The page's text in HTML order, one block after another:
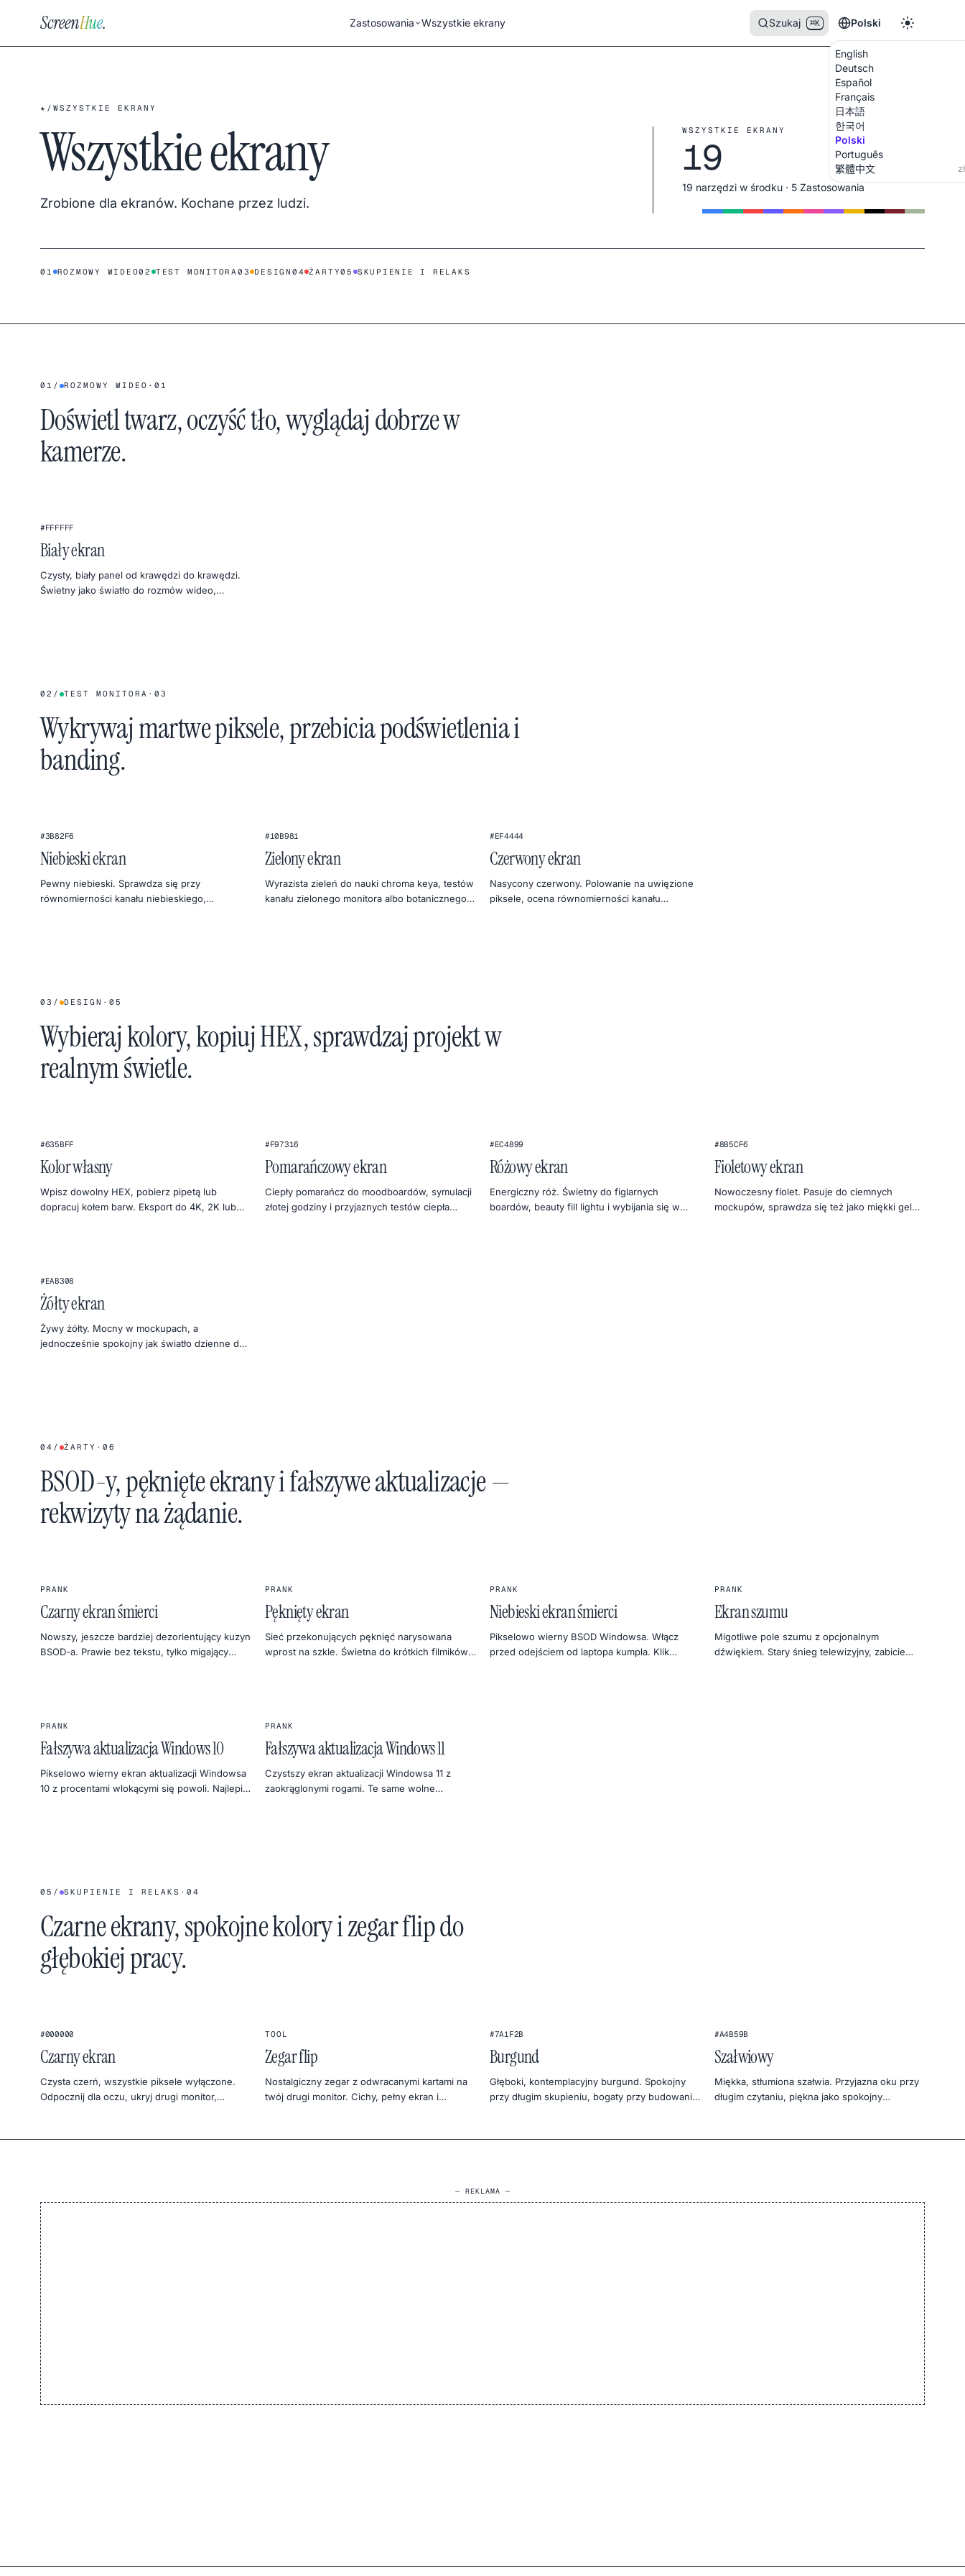
ScreenHue. Zastosowania Wszystkie ekrany Szukaj ⌘K Polski
English
Deutsch
Español
Français
日本語
한국어
Polski
Português
繁體中文
★ / WSZYSTKIE EKRANY
Wszystkie ekrany
Zrobione dla ekranów. Kochane przez ludzi.
WSZYSTKIE EKRANY
19
19 narzędzi w środku · 5 Zastosowania
01 ROZMOWY WIDEO02 TEST MONITORA03 DESIGN 04 ŻARTY05 SKUPIENIE I RELAKS
01 / ROZMOWY WIDEO · 01
Doświetl twarz, oczyść tło, wyglądaj dobrze w
kamerze.
#FFFFFF
Biały ekran
Czysty, biały panel od krawędzi do krawędzi.
Świetny jako światło do rozmów wideo,
02 / TEST MONITORA · 03
Wykrywaj martwe piksele, przebicia podświetlenia i
banding.
#3B82F6
Niebieski ekran
Pewny niebieski. Sprawdza się przy
równomierności kanału niebieskiego,
#10B981
Zielony ekran
Wyrazista zieleń do nauki chroma keya, testów
kanału zielonego monitora albo botanicznego
#EF4444
Czerwony ekran
Nasycony czerwony. Polowanie na uwięzione
piksele, ocena równomierności kanału
03 / DESIGN · 05
Wybieraj kolory, kopiuj HEX, sprawdzaj projekt w
realnym świetle.
#635BFF
Kolor własny
Wpisz dowolny HEX, pobierz pipetą lub
dopracuj kołem barw. Eksport do 4K, 2K lub
#F97316
Pomarańczowy ekran
Ciepły pomarańcz do moodboardów, symulacji
złotej godziny i przyjaznych testów ciepła
#EC4899
Różowy ekran
Energiczny róż. Świetny do figlarnych
boardów, beauty fill lightu i wybijania się w
#8B5CF6
Fioletowy ekran
Nowoczesny fiolet. Pasuje do ciemnych
mockupów, sprawdza się też jako miękki gel
#EAB308
Żółty ekran
Żywy żółty. Mocny w mockupach, a
jednocześnie spokojny jak światło dzienne do
04 / ŻARTY · 06
BSOD-y, pęknięte ekrany i fałszywe aktualizacje —
rekwizyty na żądanie.
PRANK
Czarny ekran śmierci
Nowszy, jeszcze bardziej dezorientujący kuzyn
BSOD-a. Prawie bez tekstu, tylko migający
PRANK
Pęknięty ekran
Sieć przekonujących pęknięć narysowana
wprost na szkle. Świetna do krótkich filmików,
PRANK
Niebieski ekran śmierci
Pikselowo wierny BSOD Windowsa. Włącz
przed odejściem od laptopa kumpla. Klik
PRANK
Ekran szumu
Migotliwe pole szumu z opcjonalnym
dźwiękiem. Stary śnieg telewizyjny, zabicie
PRANK
Fałszywa aktualizacja Windows 10
Pikselowo wierny ekran aktualizacji Windowsa
10 z procentami wlokącymi się powoli. Najlepiej
PRANK
Fałszywa aktualizacja Windows 11
Czystszy ekran aktualizacji Windowsa 11 z
zaokrąglonymi rogami. Te same wolne
05 / SKUPIENIE I RELAKS · 04
Czarne ekrany, spokojne kolory i zegar flip do
głębokiej pracy.
#000000
Czarny ekran
Czysta czerń, wszystkie piksele wyłączone.
Odpocznij dla oczu, ukryj drugi monitor,
1
TOOL
Zegar flip
Nostalgiczny zegar z odwracanymi kartami na
twój drugi monitor. Cichy, pełny ekran i
#7A1F2B
Burgund
Głęboki, kontemplacyjny burgund. Spokojny
przy długim skupieniu, bogaty przy budowaniu
#A4B59B
Szałwiowy
Miękka, stłumiona szałwia. Przyjazna oku przy
długim czytaniu, piękna jako spokojny
— REKLAMA —